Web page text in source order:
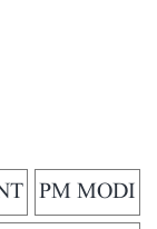
PM MODI